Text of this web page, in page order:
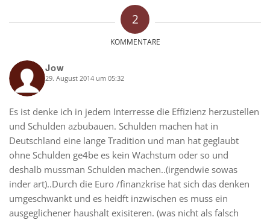
2
KOMMENTARE
Jow
says: 29. August 2014 um 05:32
Es ist denke ich in jedem Interresse die Effizienz herzustellen
und Schulden azbubauen. Schulden machen hat in
Deutschland eine lange Tradition und man hat geglaubt
ohne Schulden ge4be es kein Wachstum oder so und
deshalb mussman Schulden machen..(irgendwie sowas
inder art)..Durch die Euro /finanzkrise hat sich das denken
umgeschwankt und es heidft inzwischen es muss ein
ausgeglichener haushalt exisiteren. (was nicht als falsch